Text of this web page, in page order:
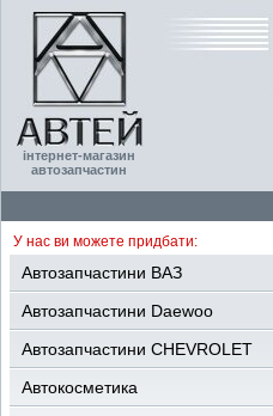
інтернет-магазин
автозапчастин
У нас ви можете придбати:
Автозапчастини ВАЗ
Автозапчастини Daewoo
Автозапчастини CHEVROLET
Автокосметика